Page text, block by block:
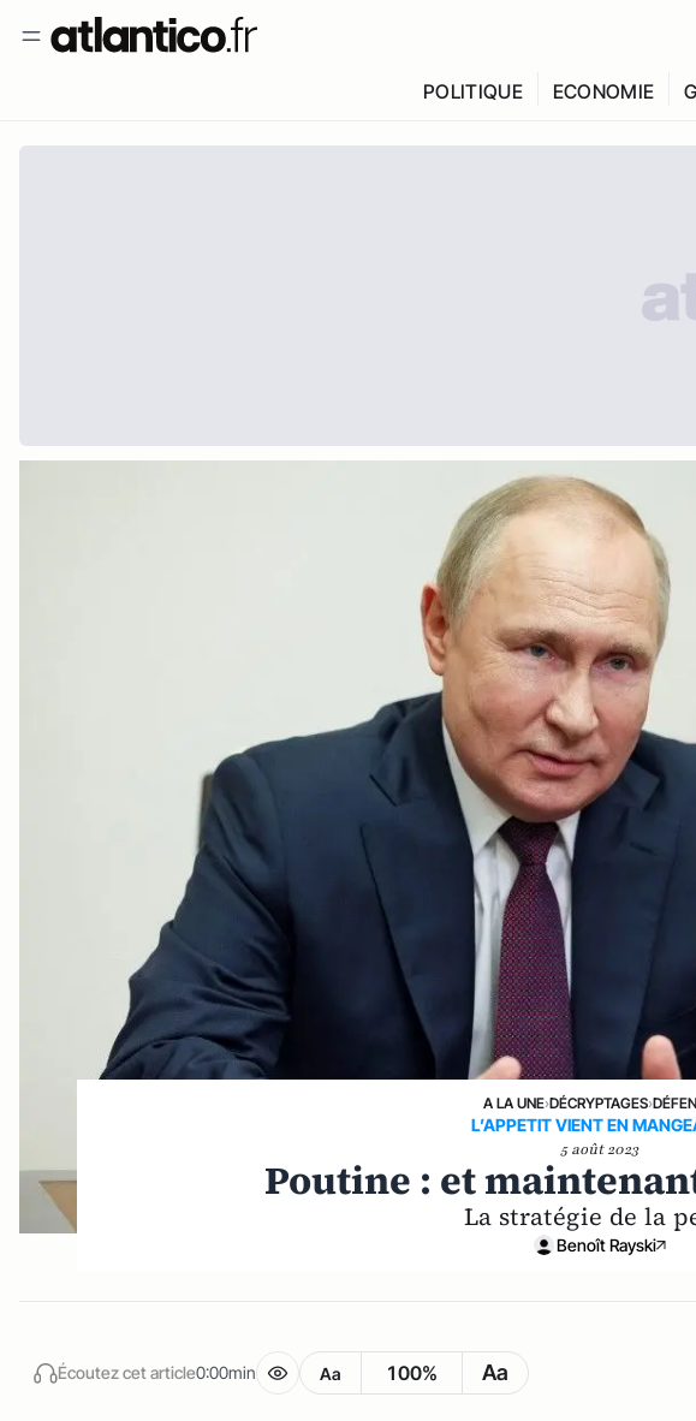
POLITIQUE ECONOMIE
A LA UNE›DÉCRYPTAGES›
L’APPETIT VIENT EN
5 août 2023
Poutine : et
La stratégie de la
Benoît Rayski
Écoutez cet article0:00min Aa 100% Aa